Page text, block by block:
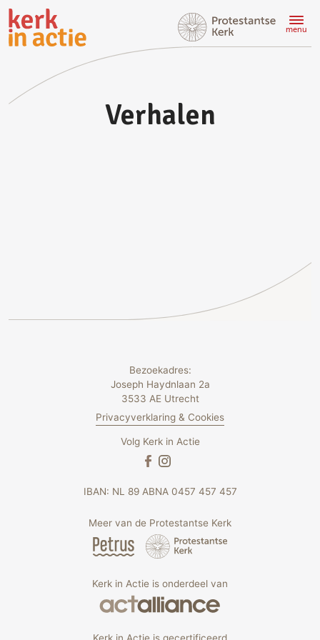
Doorgaan
naar
hoofdinhoud
menu
Verhalen
Bezoekadres:
Joseph Haydnlaan 2a
3533 AE Utrecht
Privacyverklaring & Cookies
Volg Kerk in Actie
IBAN: NL 89 ABNA 0457 457 457
Meer van de Protestantse Kerk
Kerk in Actie is onderdeel van